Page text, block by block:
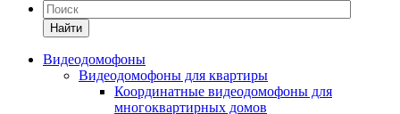
Найти
Видеодомофоны
Видеодомофоны для квартиры
Координатные видеодомофоны для
многоквартирных домов